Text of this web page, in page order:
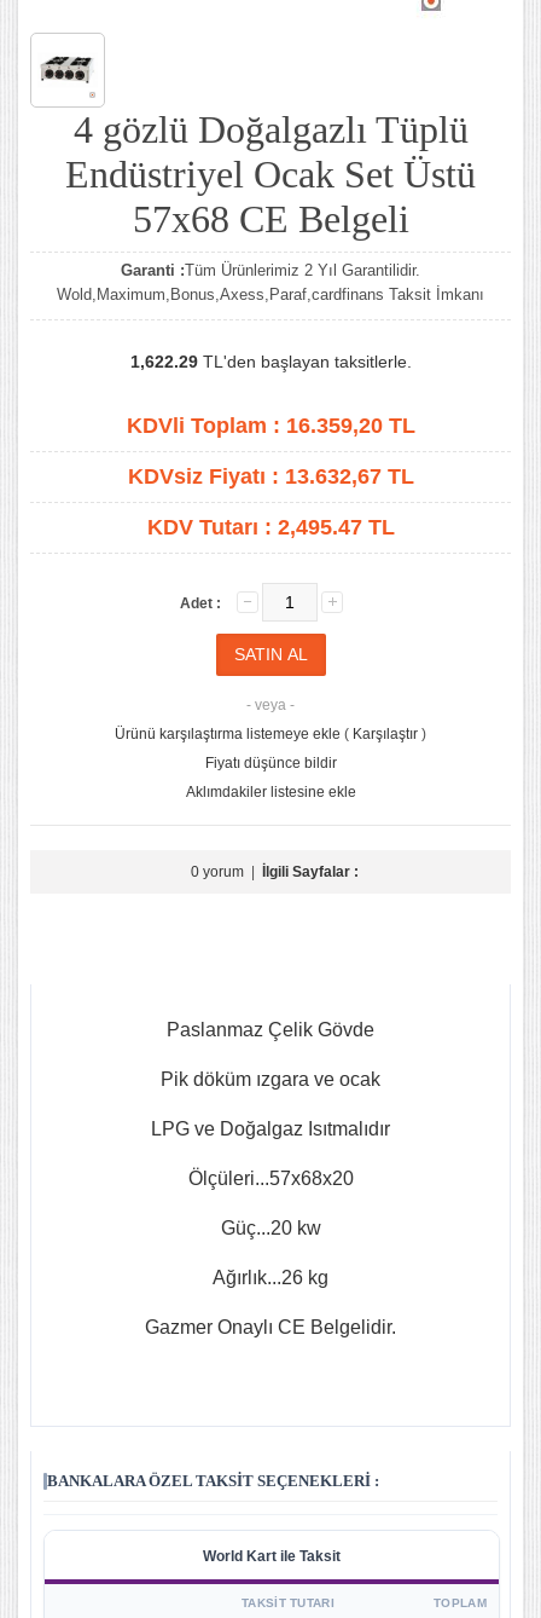
4 gözlü Doğalgazlı Tüplü
Endüstriyel Ocak Set Üstü
57x68 CE Belgeli
Garanti :Tüm Ürünlerimiz 2 Yıl Garantilidir.
Wold,Maximum,Bonus,Axess,Paraf,cardfinans Taksit İmkanı
1,622.29TL'den başlayan taksitlerle.
KDVli Toplam : 16.359,20TL
KDVsiz Fiyatı : 13.632,67TL
KDV Tutarı : 2,495.47 TL
Adet :
- veya -
Ürünü karşılaştırma listemeye ekle ( Karşılaştır )
Fiyatı düşünce bildir
Aklımdakiler listesine ekle
0 yorum| İlgili Sayfalar :
Paslanmaz Çelik Gövde
Pik döküm ızgara ve ocak
LPG ve Doğalgaz Isıtmalıdır
Ölçüleri...57x68x20
Güç...20 kw
Ağırlık...26 kg
Gazmer Onaylı CE Belgelidir.
BANKALARA ÖZEL TAKSIT SEÇENEKLERI :
World Kart ile Taksit
TAKSIT TUTARI TOPLAM